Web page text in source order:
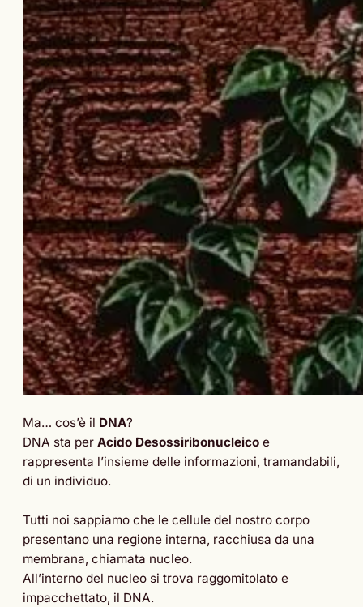
Ma… cos’è il DNA?
DNA sta per Acido Desossiribonucleico e
rappresenta l’insieme delle informazioni, tramandabili,
di un individuo.
Tutti noi sappiamo che le cellule del nostro corpo
presentano una regione interna, racchiusa da una
membrana, chiamata nucleo.
All’interno del nucleo si trova raggomitolato e
impacchettato, il DNA.